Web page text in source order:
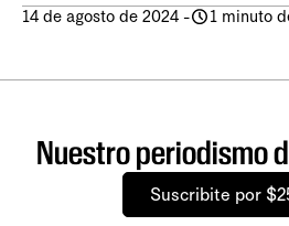
14 de agosto de 2024 - 1 minuto
Nuestro periodismo
Suscribite por